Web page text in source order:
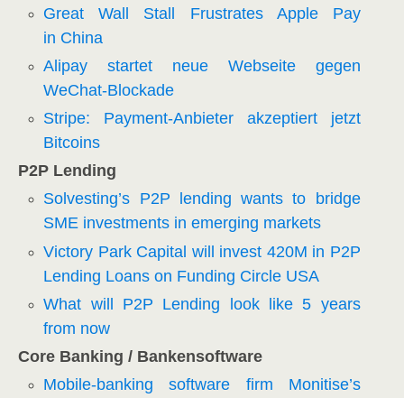
Gre­at Wall Stall Frus­tra­tes Apple Pay
in China
Ali­pay star­tet neue Web­sei­te gegen
WeChat-Blockade
Stri­pe: Pay­ment-Anbie­ter akzep­tiert jetzt
Bitcoins
P2P Len­ding
Solvesting’s P2P len­ding wants to bridge
SME invest­ments in emer­ging markets
Vic­to­ry Park Capi­tal will invest 420M in P2P
Len­ding Loans on Fun­ding Cir­cle USA
What will P2P Len­ding look like 5 years
from now
Core Ban­king /​ Ban­ken­soft­ware
Mobi­le-ban­king soft­ware firm Monitise’s